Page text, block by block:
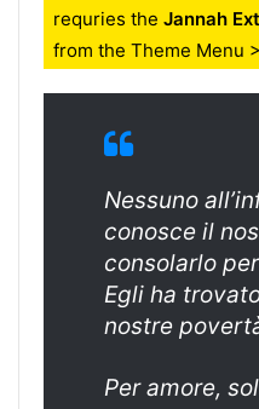
requries the Jannah
from the Theme Menu
Nessuno
conosce il
consolarlo
Egli ha
nostre
Per amore,